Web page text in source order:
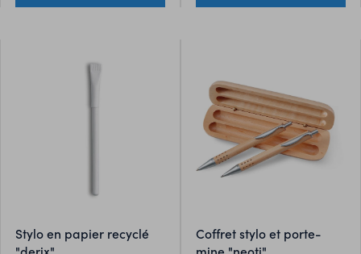
stylo en papier recyclé
coffret stylo et porte-